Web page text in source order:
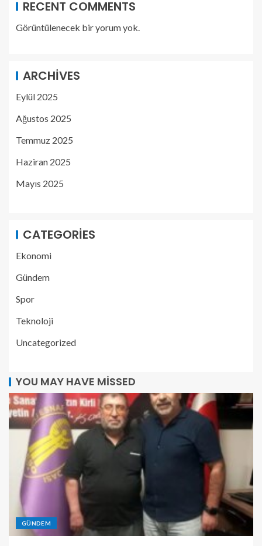
RECENT COMMENTS
Görüntülenecek bir yorum yok.
ARCHIVES
Eylül 2025
Ağustos 2025
Temmuz 2025
Haziran 2025
Mayıs 2025
CATEGORIES
Ekonomi
Gündem
Spor
Teknoloji
Uncategorized
YOU MAY HAVE MISSED
GÜNDEM